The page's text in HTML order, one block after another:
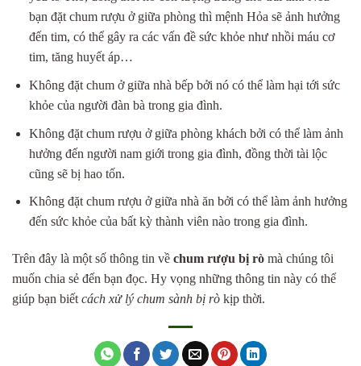
bạn đặt chum rượu ở giữa phòng thì mệnh Hỏa sẽ ảnh hưởng
đến tim, có thể gây ra các vấn đề sức khỏe như nhồi máu cơ
tim, tăng huyết áp…
Không đặt chum ở giữa nhà bếp bởi nó có thể làm hại tới sức
khỏe của người đàn bà trong gia đình.
Không đặt chum rượu ở giữa phòng khách bởi có thể làm ảnh
hưởng đến người nam giới trong gia đình, đồng thời tài lộc
cũng sẽ bị hao tốn.
Không đặt chum rượu ở giữa nhà ăn bởi có thể làm ảnh hưởng
đến sức khỏe của bất kỳ thành viên nào trong gia đình.
Trên đây là một số thông tin về chum rượu bị rò mà chúng tôi
muốn chia sẻ đến bạn đọc. Hy vọng những thông tin này có thể
giúp bạn biết cách xử lý chum sành bị rò kịp thời.